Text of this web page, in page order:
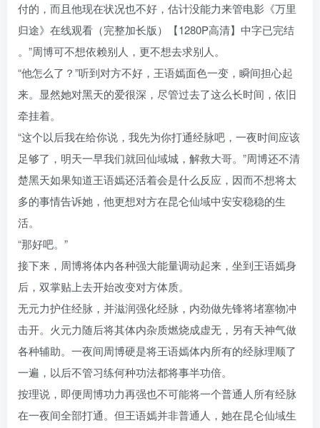
付的，而且他现在状况也不好，估计没能力来管电影《万里
归途》在线观看（完整加长版）【1280P高清】中字已完结
。”周博可不想依赖别人，更不想去求别人。
“他怎么了？”听到对方不好，王语嫣面色一变，瞬间担心起
来。显然她对黑天的爱很深，尽管过去了这么长时间，依旧
牵挂着。
“这个以后我在给你说，我先为你打通经脉吧，一夜时间应该
足够了，明天一早我们就回仙域城，解救大哥。”周博还不清
楚黑天如果知道王语嫣还活着会是什么反应，因而不想将太
多的事情告诉她，他更想对方在昆仑仙域中安安稳稳的生
活。
“那好吧。”
接下来，周博将体内各种强大能量调动起来，坐到王语嫣身
后，双掌贴上去开始改变对方体质。
无元力护住经脉，并滋润强化经脉，内劲做先锋将堵塞物冲
击开。火元力随后将其体内杂质燃烧成虚无，另有天神气做
各种辅助。一夜间周博硬是将王语嫣体内所有的经脉理顺了
一遍，以后不管习练何种功法都将事半功倍。
按理说，即便周博功力再强也不可能将一个普通人所有经脉
在一夜间全部打通。但王语嫣并非普通人，她在昆仑仙域生